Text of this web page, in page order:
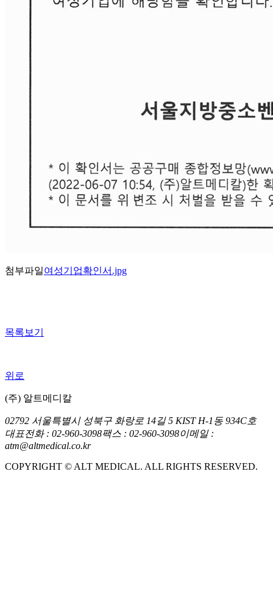
첨부파일여성기업확인서.jpg
목록보기
위로
(주) 알트메디칼
02792 서울특별시 성북구 화랑로 14길 5 KIST H-1동 934C호
대표전화 : 02-960-3098팩스 : 02-960-3098이메일 :
atm@altmedical.co.kr
COPYRIGHT © ALT MEDICAL. ALL RIGHTS RESERVED.